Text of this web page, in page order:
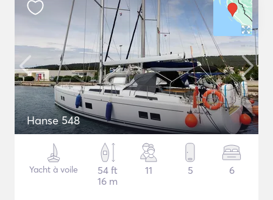
Hanse 548
Yacht à voile
54 ft
16 m
11 5 6